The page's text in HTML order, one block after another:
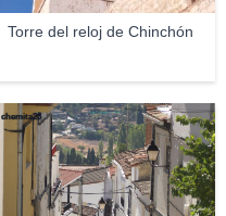
Torre del reloj de Chinchón
chemita23